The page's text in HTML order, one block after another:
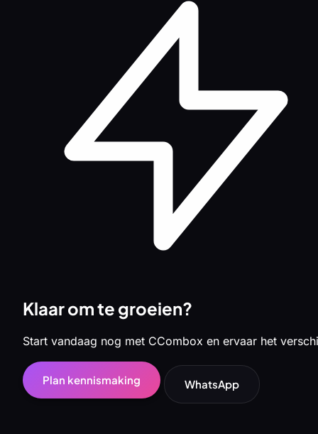
Klaar om te groeien?
Start vandaag nog met CCombox en ervaar het
Plan kennismaking WhatsApp